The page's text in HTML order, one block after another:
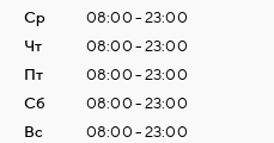
Ср
08:00 - 23:00
Чт
08:00 - 23:00
Пт
08:00 - 23:00
Сб
08:00 - 23:00
Вс
08:00 - 23:00